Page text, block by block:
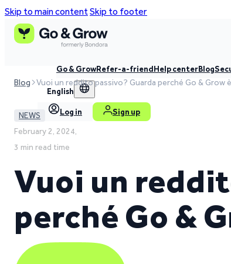
Skip to main contentSkip to footer
Go & GrowRefer-a-friendHelp centerBlog
English
Log in Sign up
Blog Vuoi un reddito passivo? Guarda perché Go & Grow
NEWS
February 2, 2024,
3 min read time
Vuoi un
perché Go &